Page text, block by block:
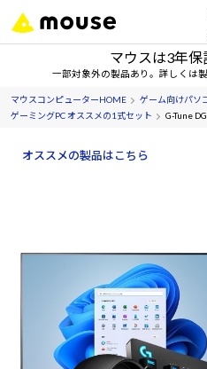
マウスは3年
一部対象外の製品あり。詳しくは
マウスコンピューターHOME
ゲーム向けパソ
ゲーミングPC オススメの1式セット
G-Tune
オススメの製品はこちら